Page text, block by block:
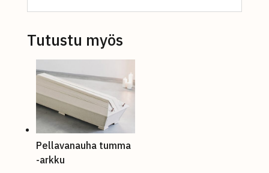
Tutustu myös
Pellavanauha tumma
-arkku